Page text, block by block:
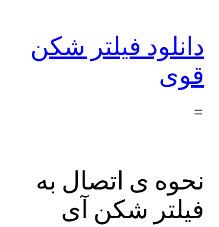
دانلود فیلتر شکن
قوی
نحوه ی اتصال به
فیلتر شکن آی